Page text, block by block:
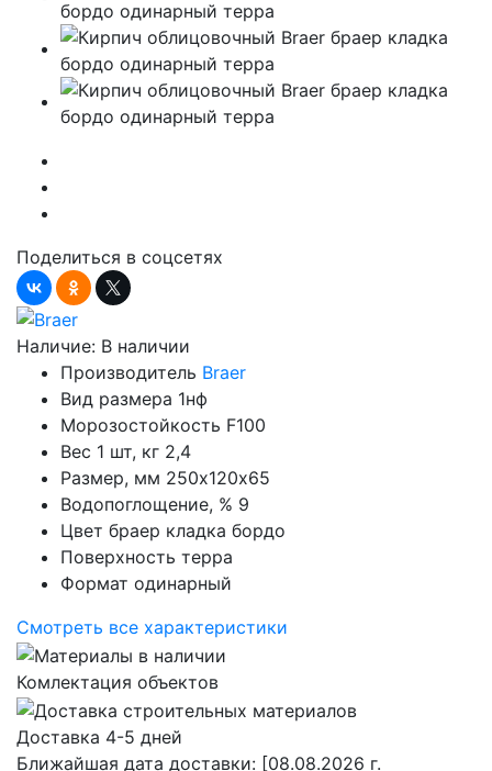
Поделиться в соцсетях
Наличие: В наличии
Производитель Braer
Вид размера 1нф
Морозостойкость F100
Вес 1 шт, кг 2,4
Размер, мм 250х120х65
Водопоглощение, % 9
Цвет браер кладка бордо
Поверхность терра
Формат одинарный
Смотреть все характеристики
Комлектация объектов
Доставка 4-5 дней
Ближайшая дата доставки: [08.08.2026 г.